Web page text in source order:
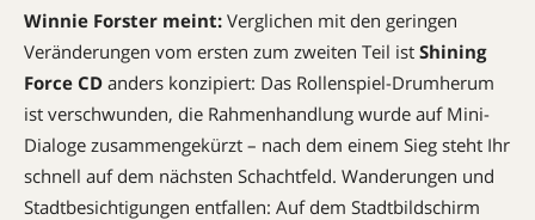
Winnie Forster meint: Verglichen mit den geringen
Veränderungen vom ersten zum zweiten Teil ist Shining
Force CD anders konzipiert: Das Rollenspiel-Drumherum
ist verschwunden, die Rahmenhandlung wurde auf Mini-
Dialoge zusammengekürzt – nach dem einem Sieg steht Ihr
schnell auf dem nächsten Schachtfeld. Wanderungen und
Stadtbesichtigungen entfallen: Auf dem Stadtbildschirm